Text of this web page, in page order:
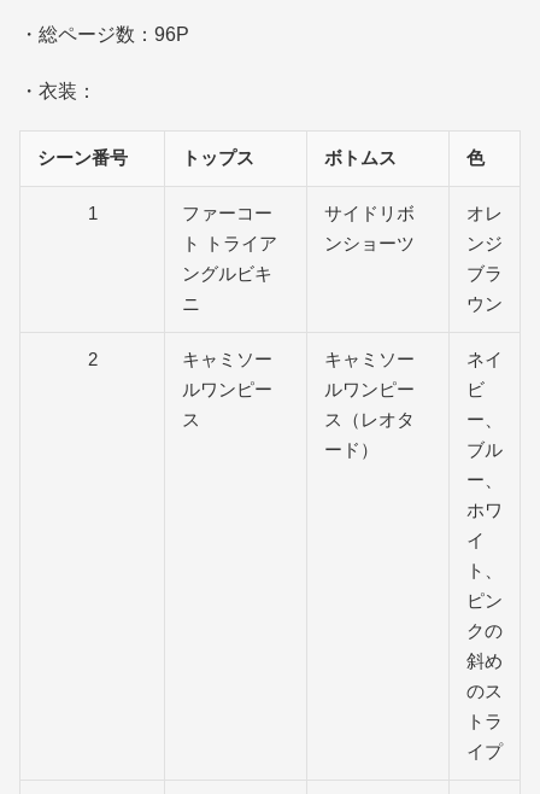
・総ページ数：96P
・衣装：
シーン番号 トップス ボトムス 色
1
ファーコー
ト トライア
ングルビキ
ニ
サイドリボ
ンショーツ
オレ
ンジ
ブラ
ウン
2
キャミソー
ルワンピー
ス
キャミソー
ルワンピー
ス（レオタ
ード）
ネイ
ビ
ー、
ブル
ー、
ホワ
イ
ト、
ピン
クの
斜め
のス
トラ
イプ